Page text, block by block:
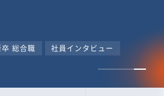
CxO キャリア入社 Jooto